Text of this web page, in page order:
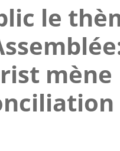
le
mène